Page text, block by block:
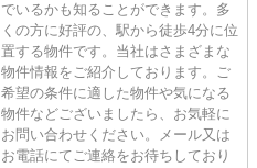
でいるかも知ることができます。多
くの方に好評の、駅から徒歩4分に位
置する物件です。当社はさまざまな
物件情報をご紹介しております。ご
希望の条件に適した物件や気になる
物件などございましたら、お気軽に
お問い合わせください。メール又は
お電話にてご連絡をお待ちしており